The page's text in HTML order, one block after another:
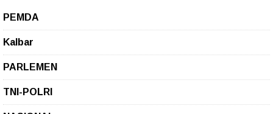
PEMDA
Kalbar
PARLEMEN
TNI-POLRI